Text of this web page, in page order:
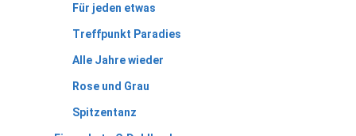
Für jeden etwas
Treffpunkt Paradies
Alle Jahre wieder
Rose und Grau
Spitzentanz